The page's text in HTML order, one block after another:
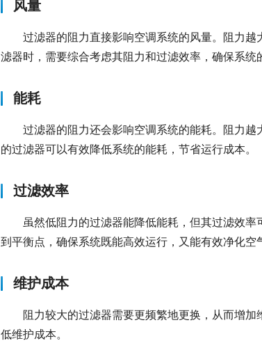
风量
过滤器的阻力直接影响空调系统的风量。阻力
滤器时，需要综合考虑其阻力和过滤效率，确保系统
能耗
过滤器的阻力还会影响空调系统的能耗。阻力
的过滤器可以有效降低系统的能耗，节省运行成本。
过滤效率
虽然低阻力的过滤器能降低能耗，但其过滤效
到平衡点，确保系统既能高效运行，又能有效净化空
维护成本
阻力较大的过滤器需要更频繁地更换，从而增
低维护成本。